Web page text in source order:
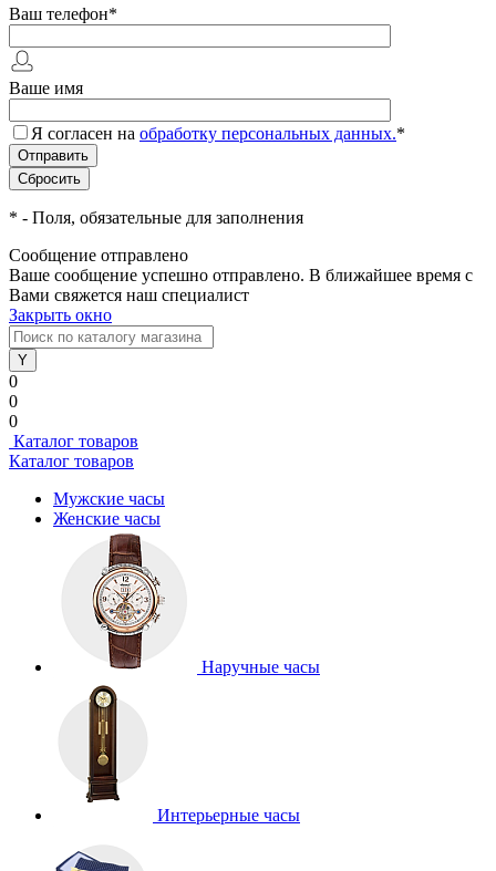
Ваш телефон*
Ваше имя
Я согласен на обработку персональных данных.*
* - Поля, обязательные для заполнения
Сообщение отправлено
Ваше сообщение успешно отправлено. В ближайшее время с
Вами свяжется наш специалист
Закрыть окно
0
0
0
Каталог товаров
Каталог товаров
Мужские часы
Женские часы
Наручные часы
Интерьерные часы